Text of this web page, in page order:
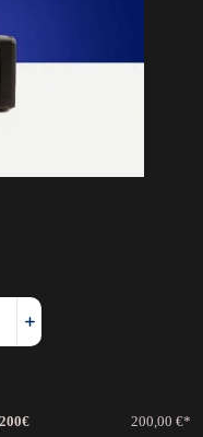
200,00 €*